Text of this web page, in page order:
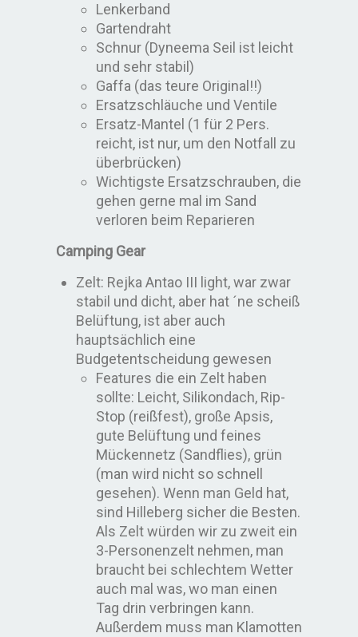
Lenkerband
Gartendraht
Schnur (Dyneema Seil ist leicht
und sehr stabil)
Gaffa (das teure Original!!)
Ersatzschläuche und Ventile
Ersatz-Mantel (1 für 2 Pers.
reicht, ist nur, um den Notfall zu
überbrücken)
Wichtigste Ersatzschrauben, die
gehen gerne mal im Sand
verloren beim Reparieren
Camping Gear
Zelt: Rejka Antao III light, war zwar
stabil und dicht, aber hat ´ne scheiß
Belüftung, ist aber auch
hauptsächlich eine
Budgetentscheidung gewesen
Features die ein Zelt haben
sollte: Leicht, Silikondach, Rip-
Stop (reißfest), große Apsis,
gute Belüftung und feines
Mückennetz (Sandflies), grün
(man wird nicht so schnell
gesehen). Wenn man Geld hat,
sind Hilleberg sicher die Besten.
Als Zelt würden wir zu zweit ein
3-Personenzelt nehmen, man
braucht bei schlechtem Wetter
auch mal was, wo man einen
Tag drin verbringen kann.
Außerdem muss man Klamotten